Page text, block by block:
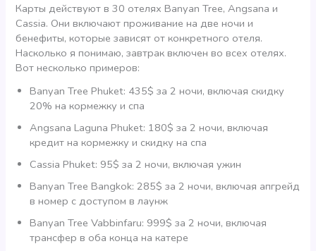
Карты действуют в 30 отелях Banyan Tree, Angsana и
Cassia. Они включают проживание на две ночи и
бенефиты, которые зависят от конкретного отеля.
Насколько я понимаю, завтрак включен во всех отелях.
Вот несколько примеров:
Banyan Tree Phuket: 435$ за 2 ночи, включая скидку
20% на кормежку и спа
Angsana Laguna Phuket: 180$ за 2 ночи, включая
кредит на кормежку и скидку на спа
Cassia Phuket: 95$ за 2 ночи, включая ужин
Banyan Tree Bangkok: 285$ за 2 ночи, включая апгрейд
в номер с доступом в лаунж
Banyan Tree Vabbinfaru: 999$ за 2 ночи, включая
трансфер в оба конца на катере